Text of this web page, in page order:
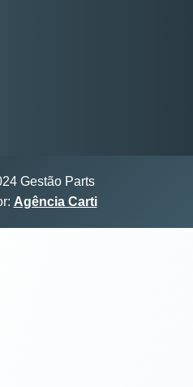
Gestão Parts
Agência Carti